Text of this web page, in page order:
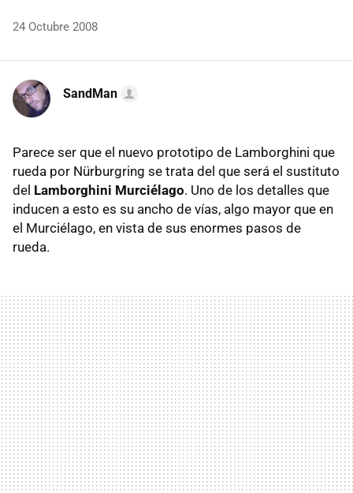
24 Octubre 2008
SandMan
Parece ser que el nuevo prototipo de Lamborghini que
rueda por Nürburgring se trata del que será el sustituto
del Lamborghini Murciélago. Uno de los detalles que
inducen a esto es su ancho de vías, algo mayor que en
el Murciélago, en vista de sus enormes pasos de
rueda.